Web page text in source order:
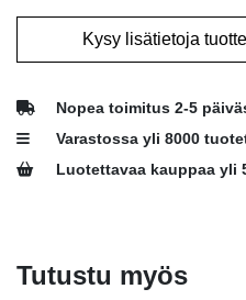
Kysy lisätietoja
Nopea toimitus 2-5
Varastossa yli 8000
Luotettavaa kauppaa yli
Tutustu myös